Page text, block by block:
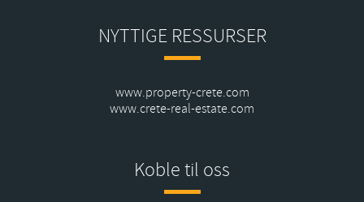
NYTTIGE RESSURSER
www.property-crete.com
www.crete-real-estate.com
Koble til oss